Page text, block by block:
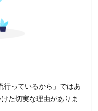
行っているから」ではあ
た切実な理由がありま